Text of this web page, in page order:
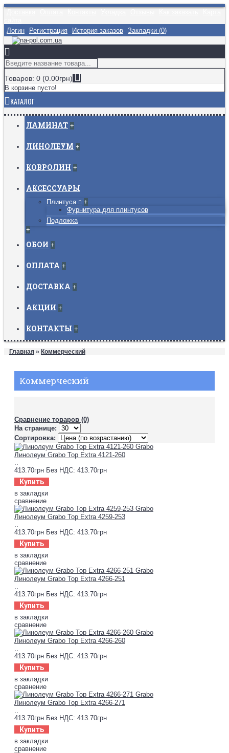
Логин
Регистрация История заказов Закладки (0)
Товаров: 0 (0.00грн)
В корзине пусто!
КАТАЛОГ
ЛАМИНАТ +
ЛИНОЛЕУМ +
КОВРОЛИН +
АКСЕССУАРЫ
Плинтуса
+
Фурнитура для плинтусов
Подложка
+
ОБОИ +
ОПЛАТА +
ДОСТАВКА +
АКЦИИ +
КОНТАКТЫ +
Главная » Коммерческий
Коммерческий
Сравнение товаров (0)
На странице:
Сортировка:
Линолеум Grabo Top Extra 4121-260
413.70грн Без НДС: 413.70грн
Купить
в закладки
сравнение
Линолеум Grabo Top Extra 4259-253
413.70грн Без НДС: 413.70грн
Купить
в закладки
сравнение
Линолеум Grabo Top Extra 4266-251
413.70грн Без НДС: 413.70грн
Купить
в закладки
сравнение
Линолеум Grabo Top Extra 4266-260
413.70грн Без НДС: 413.70грн
Купить
в закладки
сравнение
Линолеум Grabo Top Extra 4266-271
413.70грн Без НДС: 413.70грн
Купить
в закладки
сравнение